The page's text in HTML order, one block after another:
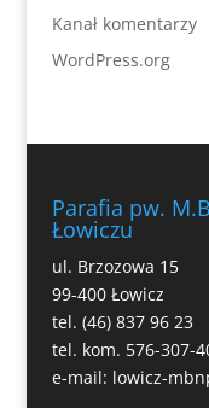
Kanał komentarzy
WordPress.org
Parafia pw.
Łowiczu
ul. Brzozowa 15
99-400 Łowicz
tel. (46) 837 96 23
tel. kom. 576-307-
e-mail: lowicz-